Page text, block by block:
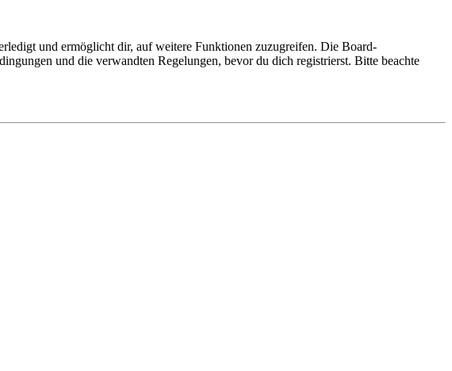
und ermöglicht dir, auf weitere Funktionen zuzugreifen. Die Board-
und die verwandten Regelungen, bevor du dich registrierst. Bitte beachte